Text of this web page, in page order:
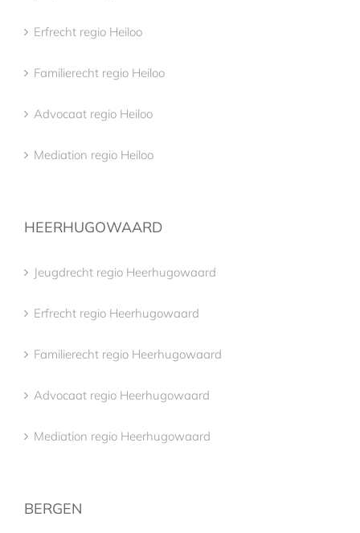
Erfrecht regio Heiloo
Familierecht regio Heiloo
Advocaat regio Heiloo
Mediation regio Heiloo
HEERHUGOWAARD
Jeugdrecht regio Heerhugowaard
Erfrecht regio Heerhugowaard
Familierecht regio Heerhugowaard
Advocaat regio Heerhugowaard
Mediation regio Heerhugowaard
BERGEN